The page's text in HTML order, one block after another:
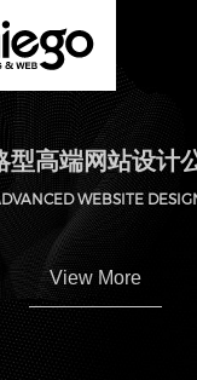
型高端网站设计
WEBSITE
View More